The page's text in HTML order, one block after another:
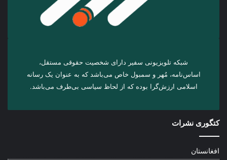
شبکه تلویزیونی سفیر دارای شخصیت حقوقی مستقل،
اساس‌نامه، مُهر و سمبول خاص می‌باشد که به عنوان یک رسانه
اسلامی ارزش‌گرا بوده که از لحاظ سیاسی بی‌طرف می‌باشد.
کتگوری نشرات
افغانستان